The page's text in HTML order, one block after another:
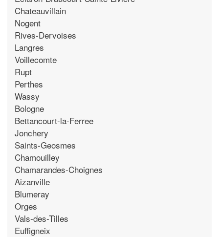
Chateauvillain
Nogent
Rives-Dervoises
Langres
Voillecomte
Rupt
Perthes
Wassy
Bologne
Bettancourt-la-Ferree
Jonchery
Saints-Geosmes
Chamouilley
Chamarandes-Choignes
Aizanville
Blumeray
Orges
Vals-des-Tilles
Euffigneix